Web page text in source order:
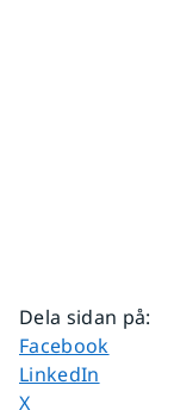
Dela sidan på:
Dela sidan på
Facebook
Dela sidan på
LinkedIn
Dela sidan på
X